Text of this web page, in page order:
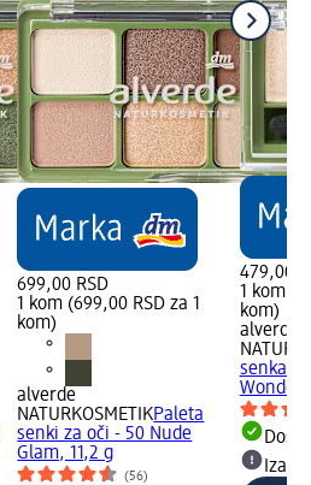
699,00 RSD
1 kom (699,00 RSD za 1
kom)
alverde
NATURKOSMETIKPaleta
senki za oči - 50 Nude
Glam, 11,2 g
(56)
479,00
1 kom
kom)
alverde
senka